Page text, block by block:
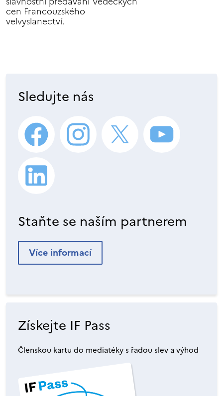
cen Francouzského
velvyslanectví.
Sledujte nás
Staňte se naším partnerem
Více informací
Získejte IF Pass
Členskou kartu do mediatéky s řadou slev a výhod